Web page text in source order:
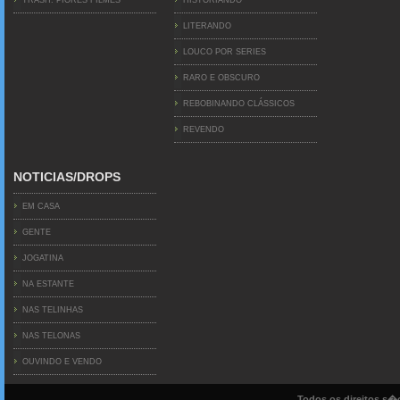
LITERANDO
LOUCO POR SERIES
RARO E OBSCURO
REBOBINANDO CLÁSSICOS
REVENDO
NOTICIAS/DROPS
EM CASA
GENTE
JOGATINA
NA ESTANTE
NAS TELINHAS
NAS TELONAS
OUVINDO E VENDO